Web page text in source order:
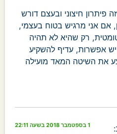
פיתרון חיצוני ובעצם דורש
אם אני מרגיש בטוח בעצמי,
רק שהיא לא תהיה
אפשרות, עדיף להשקיע
את השיטה המאד מועילה
1 בספטמבר 2018 בשעה 22:11